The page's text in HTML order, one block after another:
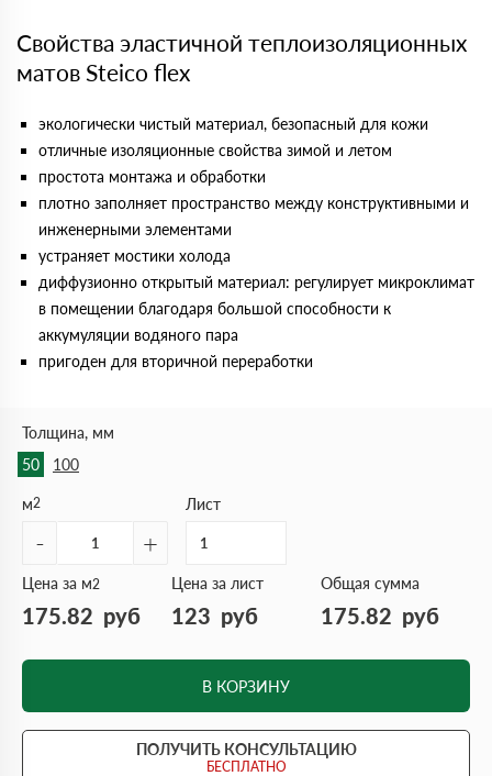
Свойства эластичной теплоизоляционных
матов Steico flex
экологически чистый материал, безопасный для кожи
отличные изоляционные свойства зимой и летом
простота монтажа и обработки
плотно заполняет пространство между конструктивными и
инженерными элементами
устраняет мостики холода
диффузионно открытый материал: регулирует микроклимат
в помещении благодаря большой способности к
аккумуляции водяного пара
пригоден для вторичной переработки
Толщина, мм
50
100
м2
- +
Лист
Цена за м2
175.82 руб
Цена за лист
123 руб
Общая сумма
175.82 руб
В КОРЗИНУ
ПОЛУЧИТЬ КОНСУЛЬТАЦИЮ
БЕСПЛАТНО